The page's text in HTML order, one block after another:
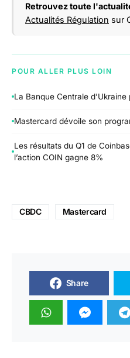
Retrouvez toute
Actualités Régulation sur
POUR ALLER PLUS LOIN
La Banque Centrale
Mastercard dévoile son
Les résultats du Q1 de
l’action COIN gagne 8%
CBDC Mastercard
Share